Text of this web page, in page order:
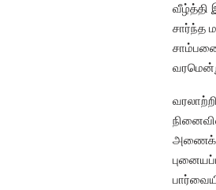
வீழ்த்தி
சார்ந்த